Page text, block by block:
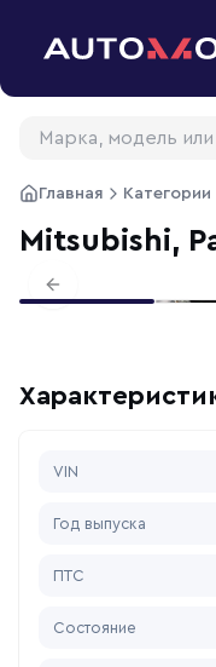
Главная Категории
Mitsubishi,
Previous slide
VIN
Год выпуска
ПТС
Состояние